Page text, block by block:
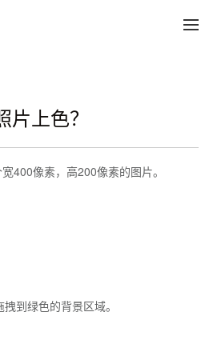
片上色？
400像素，高200像素的图片。
到绿色的背景区域。